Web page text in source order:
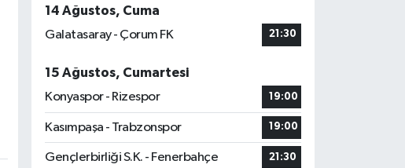
14 Ağustos, Cuma
Galatasaray - Çorum FK
21:30
15 Ağustos, Cumartesi
Konyaspor - Rizespor
19:00
Kasımpaşa - Trabzonspor 19:00
Gençlerbirliği S.K. - Fenerbahçe 21:30